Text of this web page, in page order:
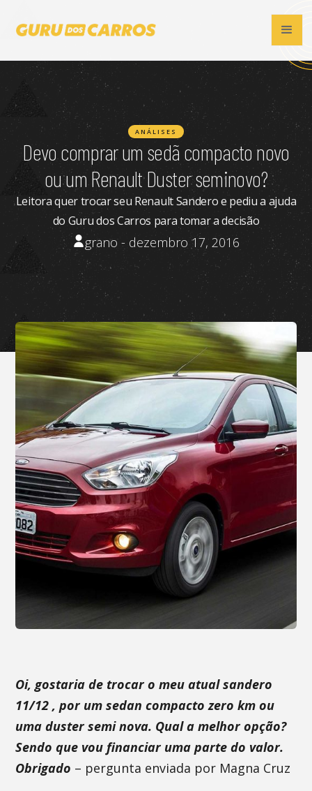
ANÁLISES
Devo comprar um sedã compacto novo
ou um Renault Duster seminovo?
Leitora quer trocar seu Renault Sandero e pediu a ajuda
do Guru dos Carros para tomar a decisão
grano - dezembro 17, 2016
Oi, gostaria de trocar o meu atual sandero
11/12 , por um sedan compacto zero km ou
uma duster semi nova. Qual a melhor opção?
Sendo que vou financiar uma parte do valor.
Obrigado – pergunta enviada por Magna Cruz